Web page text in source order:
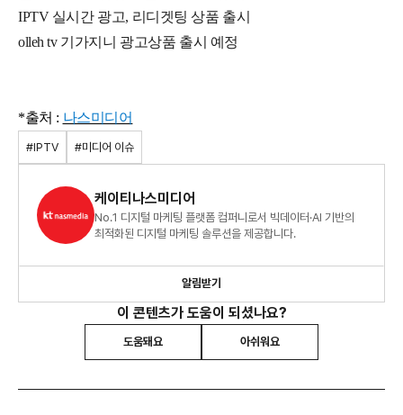
IPTV 실시간 광고, 리디겟팅 상품 출시
olleh tv 기가지니 광고상품 출시 예정
*출처 : 나스미디어
#IPTV #미디어 이슈
케이티나스미디어
No.1 디지털 마케팅 플랫폼 컴퍼니로서 빅데이터·AI 기반의
최적화된 디지털 마케팅 솔루션을 제공합니다.
알림받기
이 콘텐츠가 도움이 되셨나요?
도움돼요 아쉬워요